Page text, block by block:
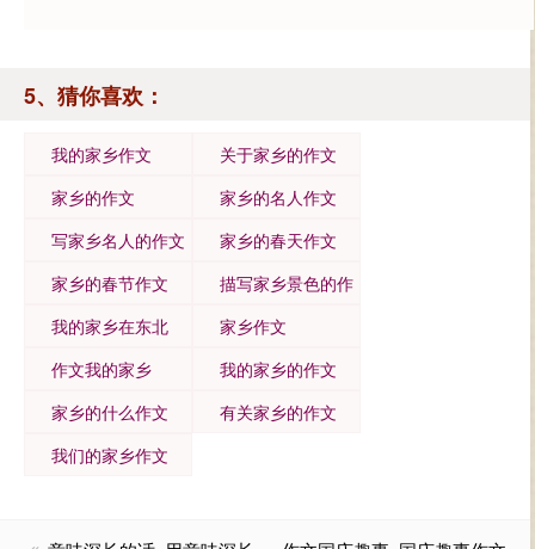
5、猜你喜欢：
我的家乡作文
关于家乡的作文
家乡的作文
家乡的名人作文
写家乡名人的作文
家乡的春天作文
家乡的春节作文
描写家乡景色的作
文
我的家乡在东北
家乡作文
作文我的家乡
我的家乡的作文
家乡的什么作文
有关家乡的作文
我们的家乡作文